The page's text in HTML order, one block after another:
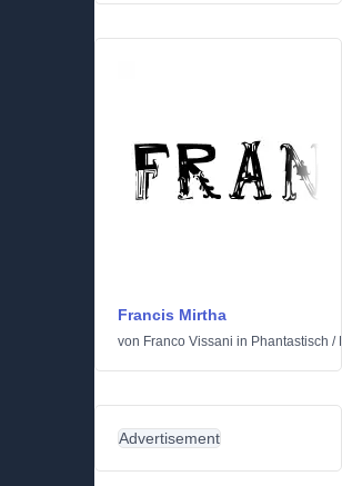
Francis Mirtha
von Franco Vissani in Phantastisch /
Advertisement